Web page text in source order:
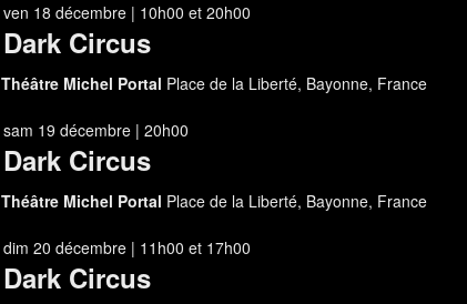
Dark Circus
ven 18 décembre | 10h00 et 20h00
Théâtre Michel Portal Place de la Liberté, Bayonne, France
Dark Circus
sam 19 décembre | 20h00
Théâtre Michel Portal Place de la Liberté, Bayonne, France
Dark Circus
dim 20 décembre | 11h00 et 17h00